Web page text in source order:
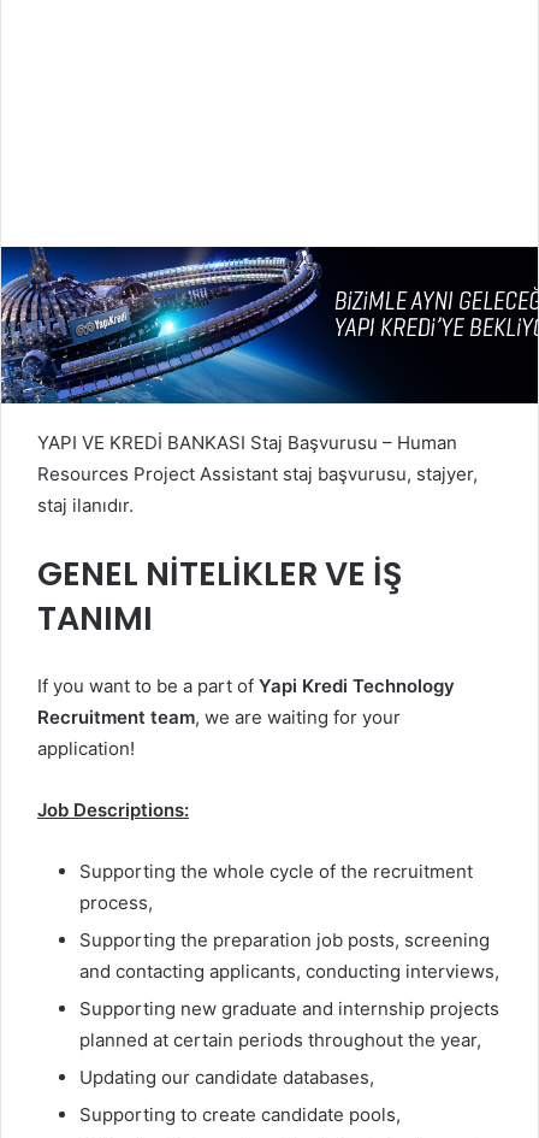
YAPI VE KREDİ BANKASI Staj Başvurusu – Human
Resources Project Assistant staj başvurusu, stajyer,
staj ilanıdır.
GENEL NİTELİKLER VE İŞ
TANIMI
If you want to be a part of Yapi Kredi Technology
Recruitment team, we are waiting for your
application!
Job Descriptions:
Supporting the whole cycle of the recruitment
process,
Supporting the preparation job posts, screening
and contacting applicants, conducting interviews,
Supporting new graduate and internship projects
planned at certain periods throughout the year,
Updating our candidate databases,
Supporting to create candidate pools,